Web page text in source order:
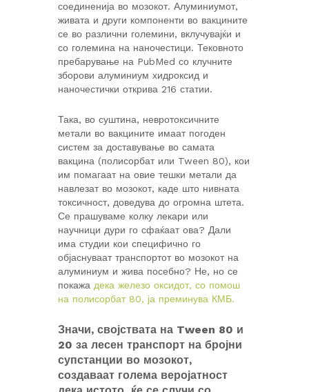
соединенија во мозокот. Алуминиумот,
живата и други компоненти во вакцините
се во различни големини, вклучувајќи и
со големина на наночестици. Тековното
пребарување на PubMed со клучните
зборови алуминиум хидроксид и
наночестички открива 216 статии.
Така, во суштина, невротоксичните
метали во вакцините имаат погоден
систем за доставување во самата
вакцина (полисорбат или Tween 80), кои
им помагаат на овие тешки метали да
навлезат во мозокот, каде што нивната
токсичност, доведува до огромна штета.
Се прашуваме колку лекари или
научници дури го сфаќаат ова? Дали
има студии кои специфично го
објаснуваат транспортот во мозокот на
алуминиум и жива посебно? Не, но се
покажа дека железо оксидот, со помош
на полисорбат 80, ја преминува КМБ.
Значи, својствата на Tween 80 и
20 за лесен транспорт на бројни
супстанции во мозокот,
создаваат голема веројатност